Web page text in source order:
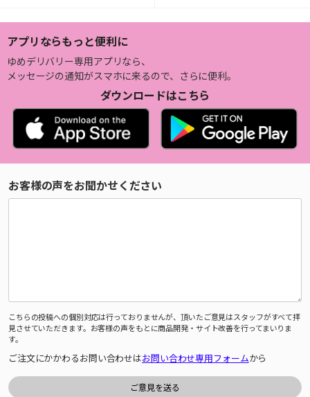
アプリならもっと便利に
ゆめデリバリー専用アプリなら、
メッセージの通知がスマホに来るので、さらに便利。
ダウンロードはこちら
お客様の声をお聞かせください
こちらの投稿への個別対応は行っておりませんが、頂いたご意見はスタッフがすべて拝
見させていただきます。お客様の声をもとに商品開発・サイト改善を行ってまいりま
す。
ご注文にかかわるお問い合わせはお問い合わせ専用フォームから